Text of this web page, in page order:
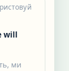
will
ми